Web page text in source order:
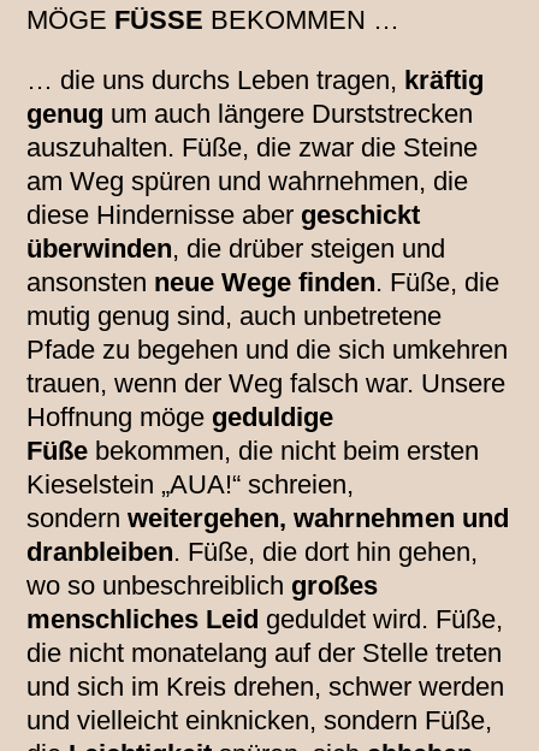
MÖGE FÜSSE BEKOMMEN …
… die uns durchs Leben tragen, kräftig
genug um auch längere Durststrecken
auszuhalten. Füße, die zwar die Steine
am Weg spüren und wahrnehmen, die
diese Hindernisse aber geschickt
überwinden, die drüber steigen und
ansonsten neue Wege finden. Füße, die
mutig genug sind, auch unbetretene
Pfade zu begehen und die sich umkehren
trauen, wenn der Weg falsch war. Unsere
Hoffnung möge geduldige
Füße bekommen, die nicht beim ersten
Kieselstein „AUA!“ schreien,
sondernweitergehen, wahrnehmen und
dranbleiben. Füße, die dort hin gehen,
wo so unbeschreiblich großes
menschliches Leid geduldet wird. Füße,
die nicht monatelang auf der Stelle treten
und sich im Kreis drehen, schwer werden
und vielleicht einknicken, sondern Füße,